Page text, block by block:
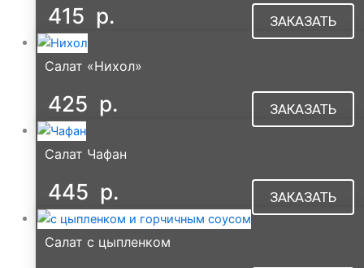
415 р. ЗАКАЗАТЬ
Салат «Нихол»
425 р. ЗАКАЗАТЬ
Салат Чафан
445 р. ЗАКАЗАТЬ
Салат с цыпленком